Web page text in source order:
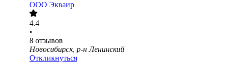
ООО Экваир
4.4
•
8 отзывов
Новосибирск, р-н Ленинский
Откликнуться